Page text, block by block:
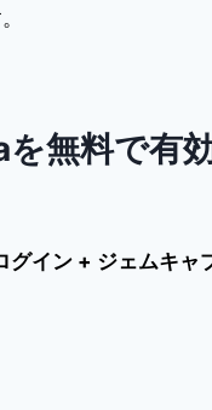
無料で有
グイン + ジェムキャ